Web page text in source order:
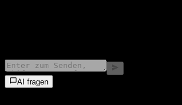
AI fragen